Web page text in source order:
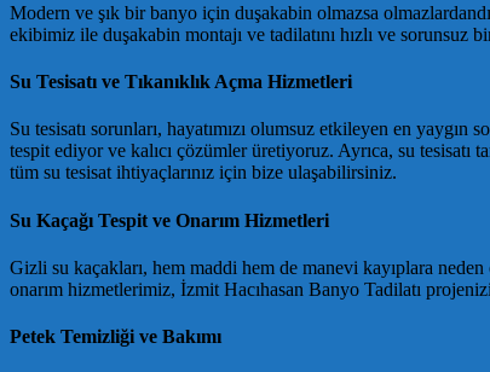
Modern ve şık bir banyo için duşakabin olmazsa
ekibimiz ile duşakabin montajı ve tadilatını hızlı ve
Su Tesisatı ve Tıkanıklık Açma Hizmetleri
Su tesisatı sorunları, hayatımızı olumsuz etkileyen en
tespit ediyor ve kalıcı çözümler üretiyoruz. Ayrıca, su tesisatı
tüm su tesisat ihtiyaçlarınız için bize ulaşabilirsiniz.
Su Kaçağı Tespit ve Onarım Hizmetleri
Gizli su kaçakları, hem maddi hem de manevi kayıplara
onarım hizmetlerimiz, İzmit Hacıhasan Banyo Tadilatı
Petek Temizliği ve Bakımı